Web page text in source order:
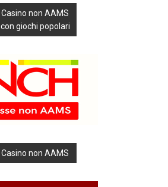
Casino non AAMS
con giochi popolari
Casino non AAMS